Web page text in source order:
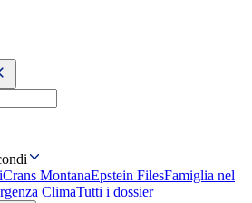
Crans MontanaEpstein FilesFamiglia nel
ClimaTutti i dossier